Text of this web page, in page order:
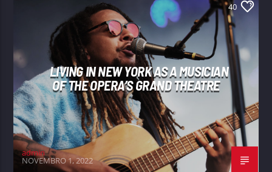
40
LIVING IN NEW YORK AS A MUSICIAN
OF THE OPERA’S GRAND THEATRE
admin
NOVEMBRO 1, 2022